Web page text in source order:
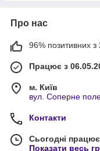
Про нас
96% позитивних з
Працює з
м. Київ
вул. Соперне
Контакти
Сьогодні
Показати весь